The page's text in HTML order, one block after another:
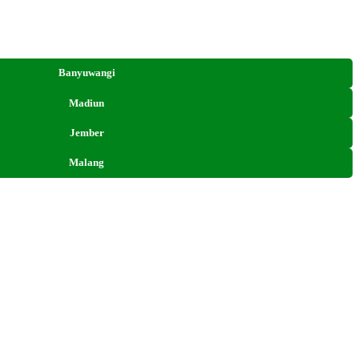
Banyuwangi
Madiun
Jember
Malang